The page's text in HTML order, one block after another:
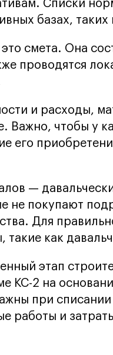
Списки
базах, таких
смета. Она
проводятся
и расходы,
Важно, чтобы у
его
—
не покупают
Для
как
этап
КС-2 на
при
работы и